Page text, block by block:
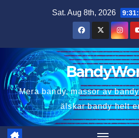
Sat. Aug 8th, 2026
Mera bandy, massor av
älskar bandy helt